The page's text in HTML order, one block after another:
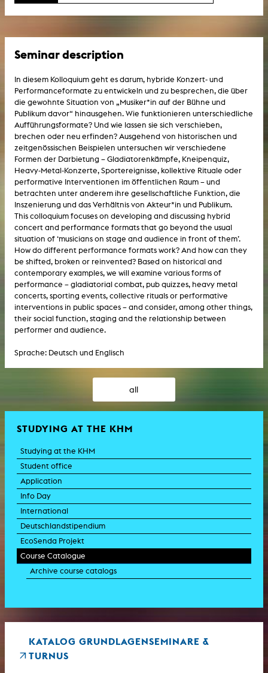
Seminar description
In diesem Kolloquium geht es darum, hybride Konzert- und
Performanceformate zu entwickeln und zu besprechen, die über
die gewohnte Situation von „Musiker*in auf der Bühne und
Publikum davor“ hinausgehen. Wie funktionieren unterschiedliche
Aufführungsformate? Und wie lassen sie sich verschieben,
brechen oder neu erfinden? Ausgehend von historischen und
zeitgenössischen Beispielen untersuchen wir verschiedene
Formen der Darbietung – Gladiatorenkämpfe, Kneipenquiz,
Heavy-Metal-Konzerte, Sportereignisse, kollektive Rituale oder
performative Interventionen im öffentlichen Raum – und
betrachten unter anderem ihre gesellschaftliche Funktion, die
Inszenierung und das Verhältnis von Akteur*in und Publikum.
This colloquium focuses on developing and discussing hybrid
concert and performance formats that go beyond the usual
situation of ‘musicians on stage and audience in front of them’.
How do different performance formats work? And how can they
be shifted, broken or reinvented? Based on historical and
contemporary examples, we will examine various forms of
performance – gladiatorial combat, pub quizzes, heavy metal
concerts, sporting events, collective rituals or performative
interventions in public spaces – and consider, among other things,
their social function, staging and the relationship between
performer and audience.
Sprache: Deutsch und Englisch
all
STUDYING AT THE KHM
Studying at the KHM
Student office
Application
Info Day
International
Deutschlandstipendium
EcoSenda Projekt
Course Catalogue
Archive course catalogs
KATALOG GRUNDLAGENSEMINARE &
TURNUS